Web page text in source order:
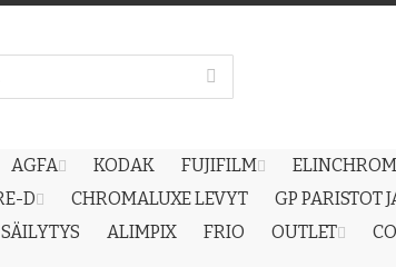
AGFA KODAK FUJIFILM
ELINCHROM
D CHROMALUXE LEVYT
GP PARISTOT
ALIMPIX FRIO OUTLET